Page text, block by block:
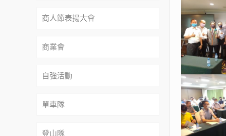
商人節表揚大會
商業會
自強活動
單車隊
登山隊